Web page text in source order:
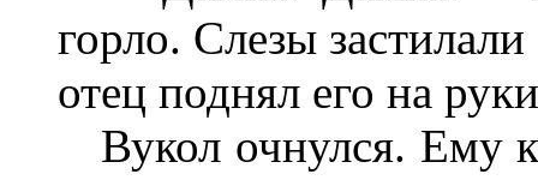
горло. Слезы
отец поднял его на
Вукол очнулся. Ему